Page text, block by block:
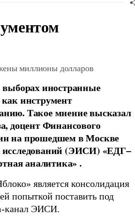
миллионы долларов
выборах иностранные
инструмент
Такое мнение высказал
доцент Финансового
на прошедшем в Москве
исследований (ЭИСИ) «ЕДГ–
аналитика» .
является консолидация
попыткой поставить под
канал ЭИСИ.